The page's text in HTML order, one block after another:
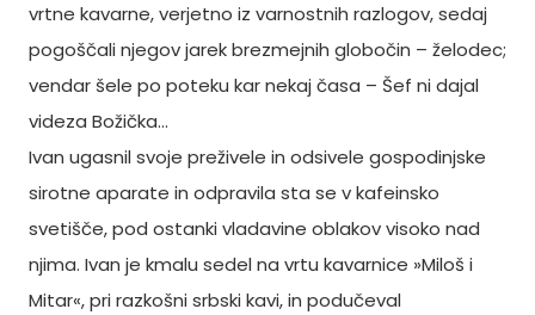
vrtne kavarne, verjetno iz varnostnih razlogov, sedaj
pogoščali njegov jarek brezmejnih globočin – želodec;
vendar šele po poteku kar nekaj časa – Šef ni dajal
videza Božička…
Ivan ugasnil svoje preživele in odsivele gospodinjske
sirotne aparate in odpravila sta se v kafeinsko
svetišče, pod ostanki vladavine oblakov visoko nad
njima. Ivan je kmalu sedel na vrtu kavarnice »Miloš i
Mitar«, pri razkošni srbski kavi, in podučeval